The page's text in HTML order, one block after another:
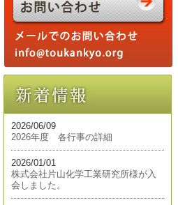
2026/06/09
2026年度 各行事の詳細
2026/01/01
株式会社片山化学工業研究所様が入
会しました。